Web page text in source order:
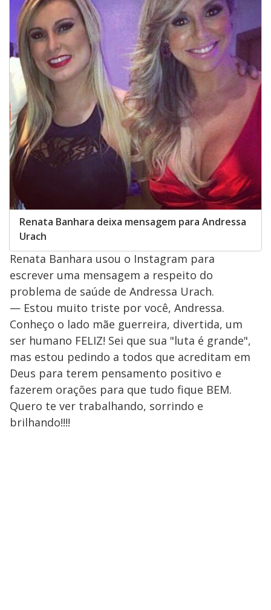
Renata Banhara deixa mensagem para Andressa
Urach
Renata Banhara usou o Instagram para
escrever uma mensagem a respeito do
problema de saúde de Andressa Urach.
— Estou muito triste por você, Andressa.
Conheço o lado mãe guerreira, divertida, um
ser humano FELIZ! Sei que sua "luta é grande",
mas estou pedindo a todos que acreditam em
Deus para terem pensamento positivo e
fazerem orações para que tudo fique BEM.
Quero te ver trabalhando, sorrindo e
brilhando!!!!